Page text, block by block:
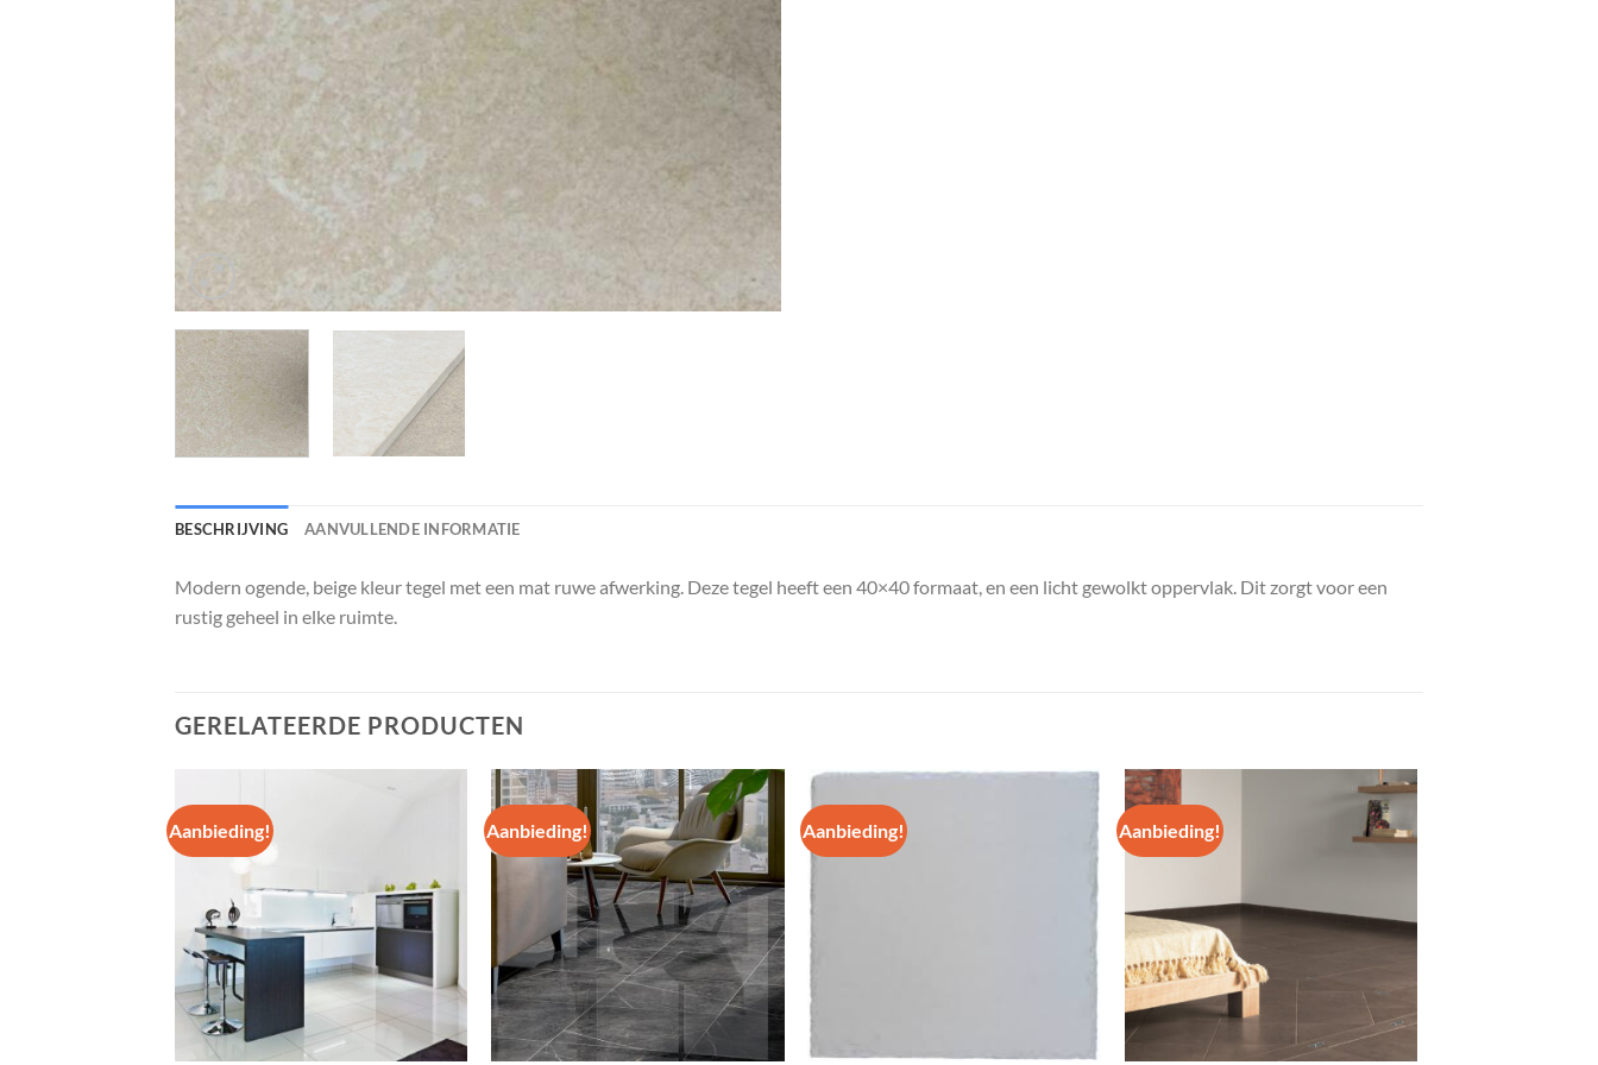
BESCHRIJVING AANVULLENDE INFORMATIE
Modern ogende, beige kleur tegel met een mat ruwe afwerking. Deze tegel heeft een 40×40 formaat, en een licht gewolkt oppervlak. Dit zorgt voor een
rustig geheel in elke ruimte.
GERELATEERDE PRODUCTEN
Aanbieding! Aanbieding! Aanbieding! Aanbieding!